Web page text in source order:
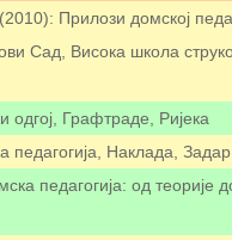
Прилози домској
Сад, Висока школа
Графтраде, Ријека
педагогија, Наклада, Задар
педагогија: од теорије